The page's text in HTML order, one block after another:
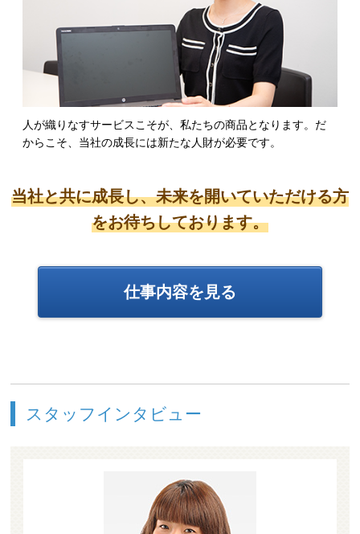
人が織りなすサービスこそが、私たちの商品となります。だ
からこそ、当社の成長には新たな人財が必要です。
当社と共に成長し、未来を開いていただける方
をお待ちしております。
仕事内容を見る
スタッフインタビュー